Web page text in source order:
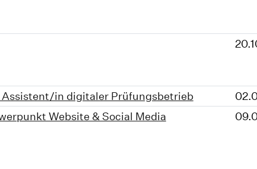
Assistent/in digitaler Prüfungsbetrieb
Website & Social Media